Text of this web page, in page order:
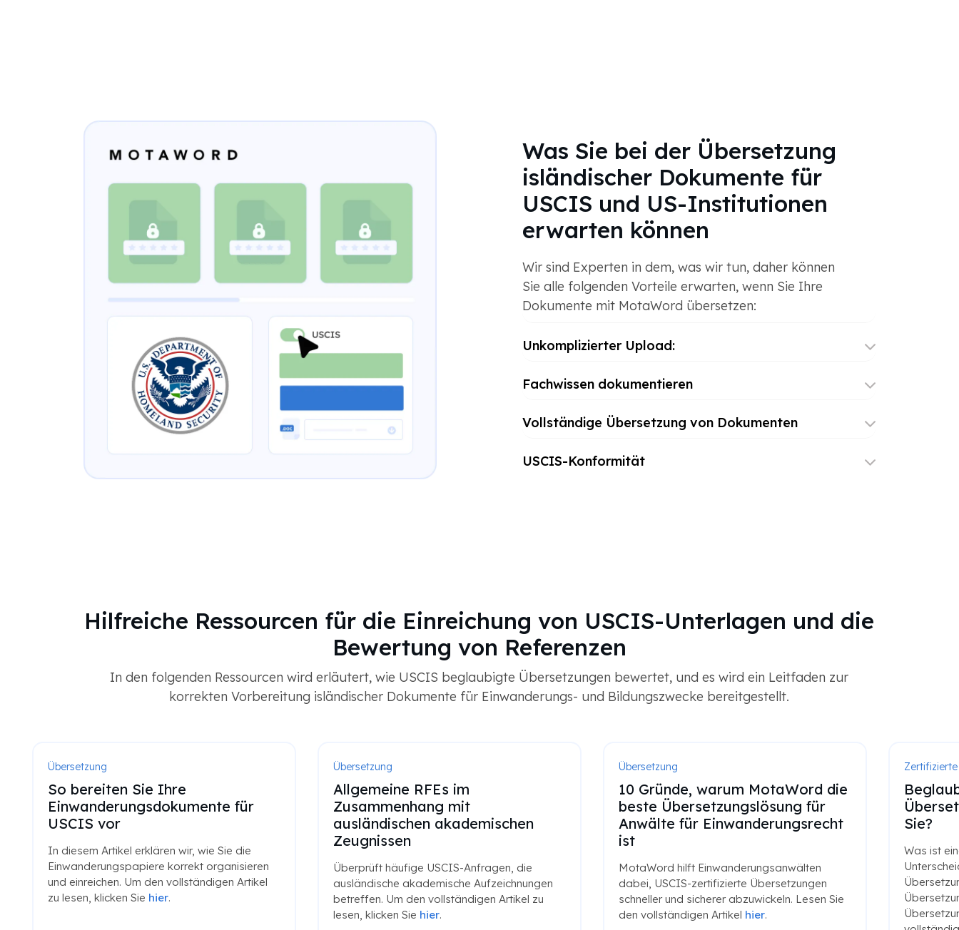
Was Sie bei der Übersetzung
isländischer Dokumente für
USCIS und US-Institutionen
erwarten können
Wir sind Experten in dem, was wir tun, daher können
Sie alle folgenden Vorteile erwarten, wenn Sie Ihre
Dokumente mit MotaWord übersetzen:
Unkomplizierter Upload:
Fachwissen dokumentieren
Vollständige Übersetzung von Dokumenten
USCIS-Konformität
Hilfreiche Ressourcen für die Einreichung von USCIS-Unterlagen und die
Bewertung von Referenzen
In den folgenden Ressourcen wird erläutert, wie USCIS beglaubigte Übersetzungen bewertet, und es wird ein Leitfaden zur
korrekten Vorbereitung isländischer Dokumente für Einwanderungs- und Bildungszwecke bereitgestellt.
Übersetzung
So bereiten Sie Ihre
Einwanderungsdokumente für
USCIS vor
In diesem Artikel erklären wir, wie Sie die
Einwanderungspapiere korrekt organisieren
und einreichen. Um den vollständigen Artikel
zu lesen, klicken Sie hier.
Übersetzung
Allgemeine RFEs im
Zusammenhang mit
ausländischen akademischen
Zeugnissen
Überprüft häufige USCIS-Anfragen, die
ausländische akademische Aufzeichnungen
betreffen. Um den vollständigen Artikel zu
lesen, klicken Sie hier.
Übersetzung
10 Gründe, warum MotaWord die
beste Übersetzungslösung für
Anwälte für Einwanderungsrecht
ist
MotaWord hilft Einwanderungsanwälten
dabei, USCIS-zertifizierte Übersetzungen
schneller und sicherer abzuwickeln. Lesen Sie
den vollständigen Artikel hier.
Sie?
Was ist